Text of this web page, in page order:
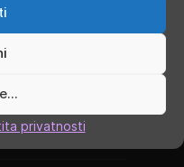
privatnosti